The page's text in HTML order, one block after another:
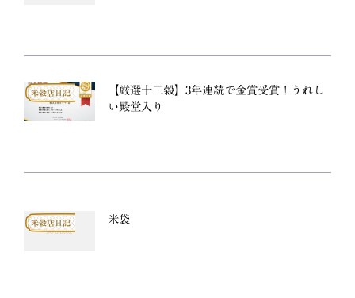
米穀店日記
【厳選十二穀】3年連続で金賞受賞！うれし
い殿堂入り
米穀店日記 米袋